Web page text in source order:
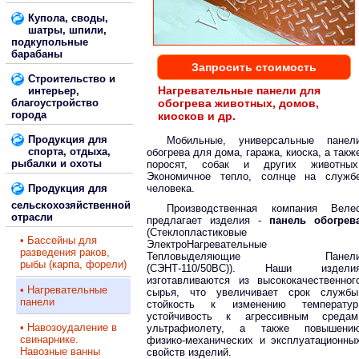
Купола, своды,
шатры, шпили,
подкупольные
барабаны
Строительство и
интерьер,
благоустройство
города
Продукция для
спорта, отдыха,
рыбалки и охоты
Продукция для
сельскохозяйственной
отрасли
• Бассейны для
разведения раков,
рыбы (карпа, форели)
• Нагревательные
панели
• Навозоудаление в
свинарнике.
Навозные ванны
Запросить стоимость
Нагревательные панели для
обогрева животных, домов,
киосков и др.
Мобильные, универсальные
обогрева для дома, гаража, киоска, а
поросят, собак и других
Экономичное тепло, солнце на
человека.
Производственная компания
предлагает изделия - панель
(Стеклопластиковые
ЭлектроНагревательные
Тепловыделяющие
(СЭНТ-110/50ВС)). Наши
изготавливаются из
сырья, что увеличивает срок
стойкость к изменению
устойчивость к агрессивным
ультрафиолету, а также
физико-механических и
свойств изделий.